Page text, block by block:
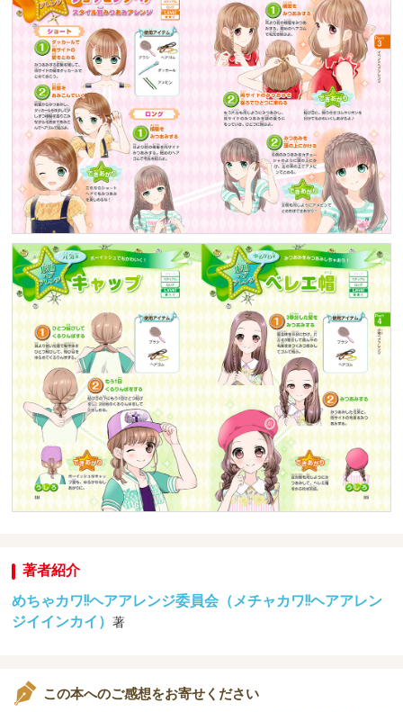
著者紹介
めちゃカワ!!ヘアアレンジ委員会（メチャカワ!!ヘアアレン
ジイインカイ）著
この本へのご感想をお寄せください